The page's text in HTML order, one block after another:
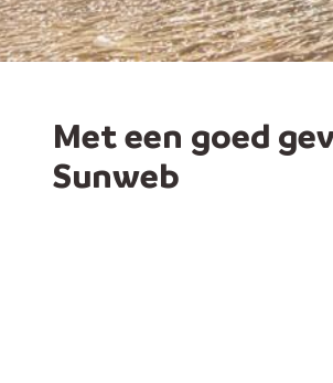
Met een goed
Sunweb